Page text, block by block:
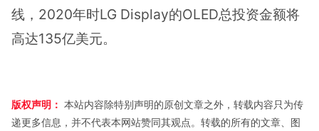
线，2020年时LG Display的OLED总投资金额将
高达135亿美元。
版权声明： 本站内容除特别声明的原创文章之外，转载内容只为传
递更多信息，并不代表本网站赞同其观点。转载的所有的文章、图